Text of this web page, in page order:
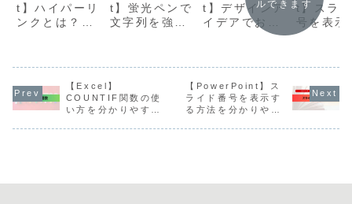
t】ハイパーリ
ンクとは？設
t】蛍光ペンで
文字列を強調
の追加方法も
分かりやすく
解説
t】デザインア
イデアでおし
ゃれなプレゼ
しよう！（自
動表示されな
い場合の対処
方法も）
t】スラ
号を表示
方法を分
ルできます
【Excel】
COUNTIF関数の使
い方を分かりやすく
【PowerPoint】ス
ライド番号を表示す
る方法を分かりやす